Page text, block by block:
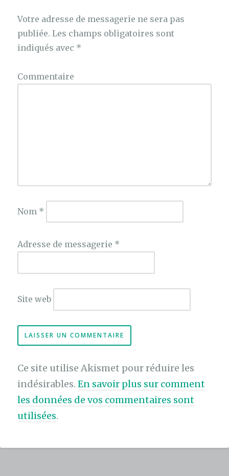
Votre adresse de messagerie ne sera pas
publiée. Les champs obligatoires sont
indiqués avec *
Commentaire
Nom *
Adresse de messagerie *
Site web
Ce site utilise Akismet pour réduire les
indésirables.En savoir plus sur comment
les données de vos commentaires sont
utilisées.